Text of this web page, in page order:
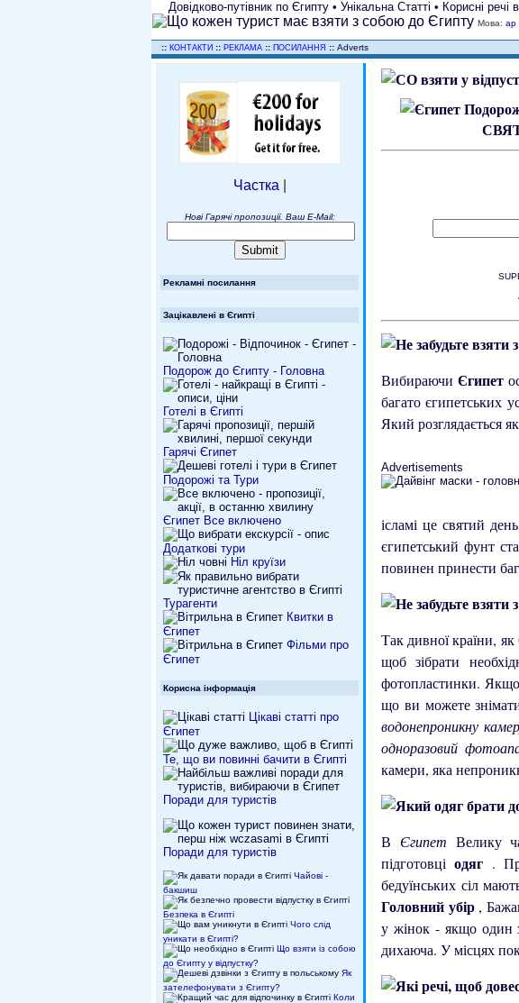
Довідково-путівник по Єгипту • Унікальна Статті • Корисні
Мова: ар
:: КОНТАКТИ :: РЕКЛАМА :: ПОСИЛАННЯ :: Adverts
Частка
Нові Гарячі пропозиції. Ваш E-Mail:
Рекламні посилання
Зацікавлені в Єгипті
Подорож до Єгипту - Головна
Готелі в Єгипті
Гарячі Єгипет
Подорожі та Тури
Єгипет Все включено
Додаткові тури
Ніл круїзи
Турагенти
Квитки в
Єгипет
Фільми про
Єгипет
Корисна інформація
Цікаві статті про
Єгипет
Те, що ви повинні бачити в Єгипті
Поради для туристів
Поради для туристів
Чайові -
бакшиш
Безпека в Єгипті
Чого слід
уникати в Єгипті?
Що взяти із собою
до Єгипту у відпустку?
Як
зателефонувати з Єгипту?
Коли
Вибираючи Єгипет
багато єгипетських
Який розглядається
Advertisements
ісламі це святий
єгипетський фунт
повинен принести
Так дивної країни,
щоб зібрати
фотопластинки.
що ви можете
водонепроникну
одноразовий
камери, яка
В Єгипет Велику
підготовціодяг .
бедуїнських сіл
Головний убір ,
у жінок - якщо один
дихаюча. У місцях